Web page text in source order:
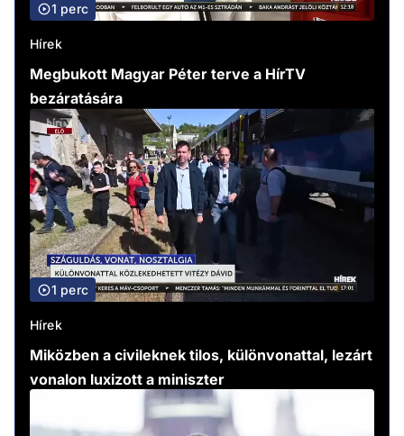
1 perc
Hírek
Megbukott Magyar Péter terve a HírTV
bezáratására
1 perc
Hírek
Miközben a civileknek tilos, különvonattal, lezárt
vonalon luxizott a miniszter